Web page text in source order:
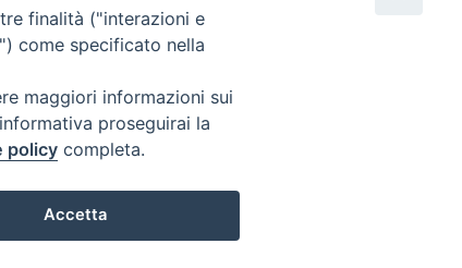
finalità ("interazioni e
come specificato nella
maggiori informazioni sui
proseguirai la
policy completa.
Accetta